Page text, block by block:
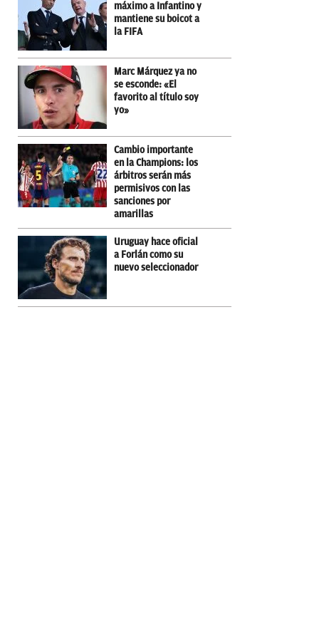
máximo a Infantino y
mantiene su boicot a
la FIFA
Marc Márquez ya no
se esconde: «El
favorito al título soy
yo»
Cambio importante
en la Champions: los
árbitros serán más
permisivos con las
sanciones por
amarillas
Uruguay hace oficial
a Forlán como su
nuevo seleccionador